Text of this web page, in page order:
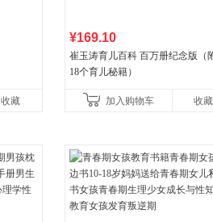
收藏
¥169.10
崔玉涛育儿百科 百万册纪念版（
18个育儿秘籍）
加入购物车 收藏